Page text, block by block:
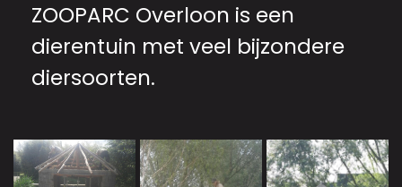
ZOOPARC Overloon is een
dierentuin met veel bijzondere
diersoorten.